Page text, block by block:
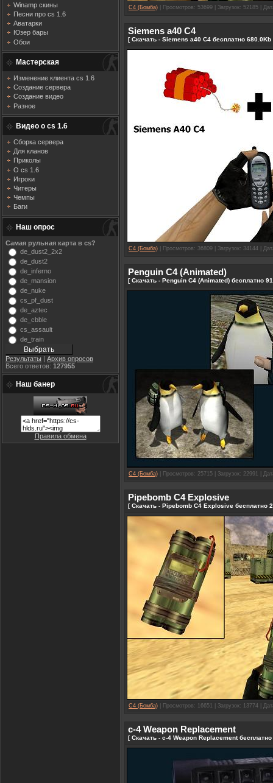
Winamp скины
Песни про cs 1.6
Аватарки
Юзер бары
Обои
Мастерская
Изменение клиента cs 1.6
Создание сервера
Создание видео
Разное
Видео о cs 1.6
Сборка сервера
Для кланов
Приколы
О cs 1.6
Игроки
Читеры
Чемпы
Баги
Наш опрос
Самая рульная карта в cs?
de_dust2_2x2
de_dust2
de_inferno
de_mansion
de_nuke
cs_pf_dust
de_aztec
de_cbble
cs_assault
de_train
Результаты | Архив опросов
Всего ответов: 127955
Наш банер
Правила обмена
C4 (Бомба) | Просмотров: 53699 | Загрузок: 52185 |
Siemens a40 C4
[ Скачать - Siemens a40 C4 бесплатно 680.0Kb
C4 (Бомба) | Просмотров: 36809 | Загрузок: 34144 |
Penguin C4 (Animated)
[ Скачать - Penguin C4 (Animated) бесплатно
C4 (Бомба) | Просмотров: 25715 | Загрузок: 22991 |
Pipebomb C4 Explosive
[ Скачать - Pipebomb C4 Explosive бесплатно
C4 (Бомба) | Просмотров: 16651 | Загрузок: 13774 |
c-4 Weapon Replacement
[ Скачать - c-4 Weapon Replacement